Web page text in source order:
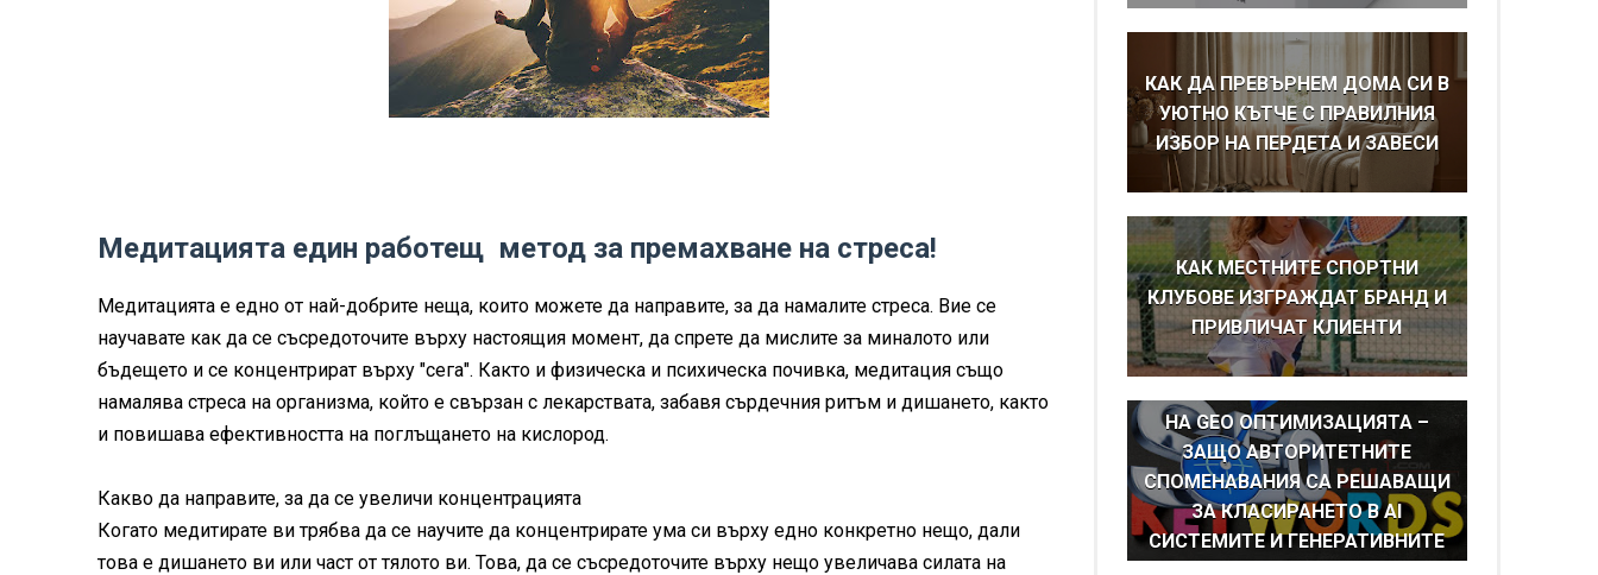
Медитацията един работещ метод за премахване на стреса!
Медитацията е едно от най-добрите неща, които можете да направите, за да намалите стреса. Вие се
научавате как да се съсредоточите върху настоящия момент, да спрете да мислите за миналото или
бъдещето и се концентрират върху "сега". Както и физическа и психическа почивка, медитация също
намалява стреса на организма, който е свързан с лекарствата, забавя сърдечния ритъм и дишането, както
и повишава ефективността на поглъщането на кислород.
Какво да направите, за да се увеличи концентрацията
Когато медитирате ви трябва да се научите да концентрирате ума си върху едно конкретно нещо, дали
това е дишането ви или част от тялото ви. Това, да се съсредоточите върху нещо увеличава силата на
КАК ДА ПРЕВЪРНЕМ ДОМА СИ В
УЮТНО КЪТЧЕ С ПРАВИЛНИЯ
ИЗБОР НА ПЕРДЕТА И ЗАВЕСИ
КАК МЕСТНИТЕ СПОРТНИ
КЛУБОВЕ ИЗГРАЖДАТ БРАНД И
ПРИВЛИЧАТ КЛИЕНТИ
НА GEO ОПТИМИЗАЦИЯТА –
ЗАЩО АВТОРИТЕТНИТЕ
СПОМЕНАВАНИЯ СА РЕШАВАЩИ
ЗА КЛАСИРАНЕТО В AI
СИСТЕМИТЕ И ГЕНЕРАТИВНИТЕ